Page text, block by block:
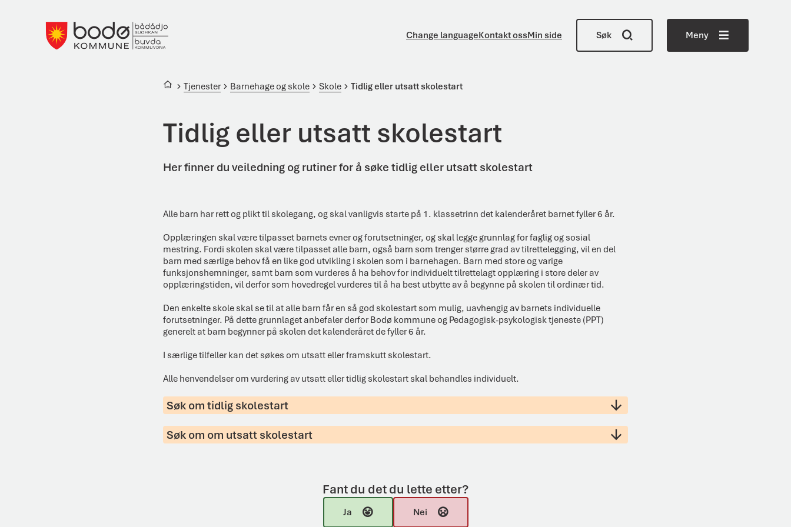
Change languageKontakt ossMin side Søk Meny
Du er her:Tjenester Barnehage og skole Skole Tidlig eller utsatt skolestart
Tidlig eller utsatt skolestart
Her finner du veiledning og rutiner for å søke tidlig eller utsatt skolestart
Alle barn har rett og plikt til skolegang, og skal vanligvis starte på 1. klassetrinn det kalenderåret barnet fyller 6 år.
Opplæringen skal være tilpasset barnets evner og forutsetninger, og skal legge grunnlag for faglig og sosial
mestring. Fordi skolen skal være tilpasset alle barn, også barn som trenger større grad av tilrettelegging, vil en del
barn med særlige behov få en like god utvikling i skolen som i barnehagen. Barn med store og varige
funksjonshemninger, samt barn som vurderes å ha behov for individuelt tilrettelagt opplæring i store deler av
opplæringstiden, vil derfor som hovedregel vurderes til å ha best utbytte av å begynne på skolen til ordinær tid.
Den enkelte skole skal se til at alle barn får en så god skolestart som mulig, uavhengig av barnets individuelle
forutsetninger. På dette grunnlaget anbefaler derfor Bodø kommune og Pedagogisk-psykologisk tjeneste (PPT)
generelt at barn begynner på skolen det kalenderåret de fyller 6 år.
I særlige tilfeller kan det søkes om utsatt eller framskutt skolestart.
Alle henvendelser om vurdering av utsatt eller tidlig skolestart skal behandles individuelt.
Søk om tidlig skolestart
Søk om om utsatt skolestart
Fant du det du lette etter?
Ja Nei